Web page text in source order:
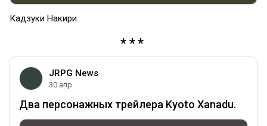
Кадзуки Накири.
JRPG News
30 апр
Два персонажных трейлера Kyoto Xanadu.